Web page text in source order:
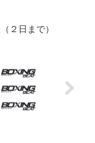
２日まで）